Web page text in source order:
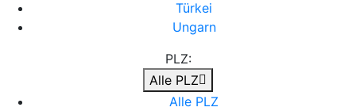
Türkei
Ungarn
PLZ:
Alle PLZ
Alle PLZ